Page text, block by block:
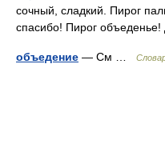
сочный, сладкий. Пирог
спасибо! Пирог
объедение — См …